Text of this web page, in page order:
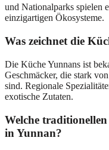
und Nationalparks spielen
einzigartigen Ökosysteme.
Was zeichnet die
Die Küche Yunnans ist
Geschmäcker, die stark
sind. Regionale
exotische Zutaten.
Welche
in Yunnan?